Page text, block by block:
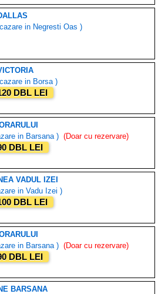
in Negresti Oas )
in Borsa )
DBL LEI
in Barsana ) (Doar cu rezervare)
DBL LEI
VADUL IZEI
in Vadu Izei )
DBL LEI
in Barsana ) (Doar cu rezervare)
DBL LEI
BARSANA